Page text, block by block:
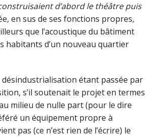
d’abord le théâtre puis
en sus de ses fonctions propres,
que l’acoustique du bâtiment
habitants d’un nouveau quartier
étant passée par
s’il soutenait le projet en termes
milieu de nulle part (pour le dire
un équipement propre à
pas (ce n’est rien de l’écrire) le